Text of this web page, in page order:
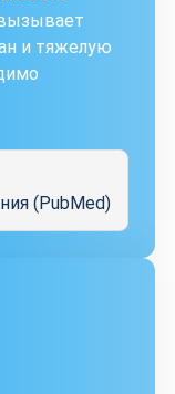
и тяжелую
(PubMed)